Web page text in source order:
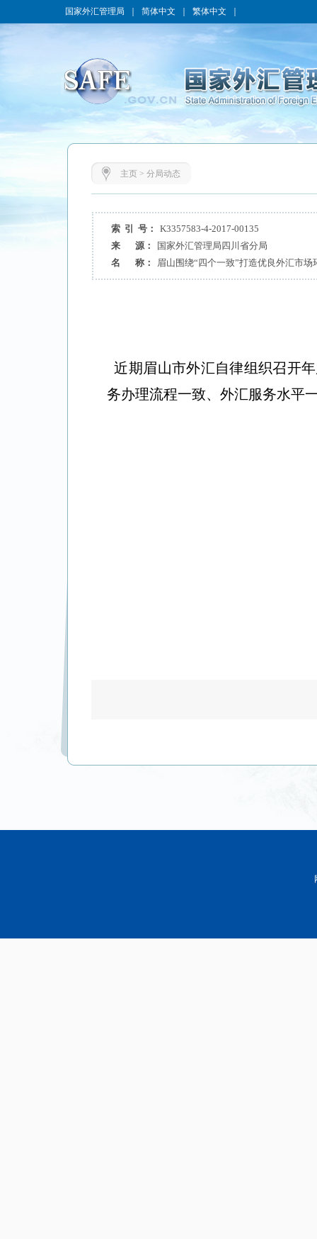
国家外汇管理局 简体中文 繁体中文
主页> 分局动态
索 引 号：
K3357583-4-2017-00135
来 源：
国家外汇管理局四川省分局
名 称：
眉山围绕“四个一致”打造优良外汇市场
近期眉山市外汇自律组织召开
务办理流程一致、外汇服务水平